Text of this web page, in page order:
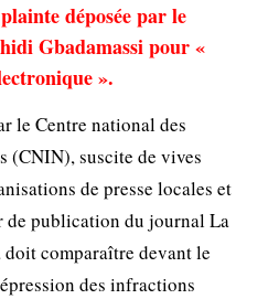
déposée par le
Gbadamassi pour «
».
le Centre national des
(CNIN), suscite de vives
de presse locales et
publication du journal La
doit comparaître devant le
des infractions